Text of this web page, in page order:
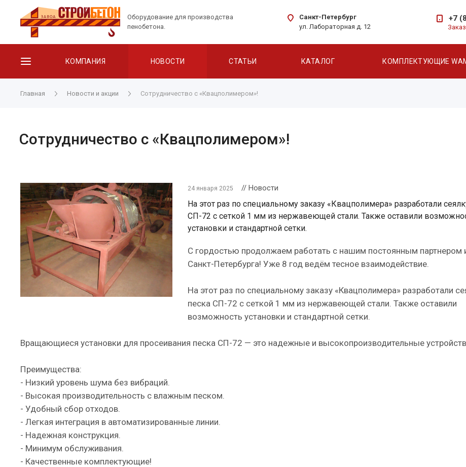
Оборудование для производства
пенобетона.
Санкт-Петербург
ул. Лабораторная д. 12
+7
КОМПАНИЯ НОВОСТИ СТАТЬИ КАТАЛОГ КОМПЛЕКТУЮЩИЕ
Главная Новости и акции Сотрудничество с «Квацполимером»!
Сотрудничество с «Квацполимером»!
24 января 2025 // Новости
На этот раз по специальному заказу «Квацполимера» разработали
СП-72 с сеткой 1 мм из нержавеющей стали. Также оставили
установки и стандартной сетки.
С гордостью продолжаем работать с нашим постоянным партнером
Санкт-Петербурга! Уже 8 год ведём тесное взаимодействие.
На этот раз по специальному заказу «Квацполимера» разработали
песка СП-72 с сеткой 1 мм из нержавеющей стали. Также оставили
возможность установки и стандартной сетки.
Вращающиеся установки для просеивания песка СП-72 — это надежные и высокопроизводительные
Преимущества:
- Низкий уровень шума без вибраций.
- Высокая производительность с влажным песком.
- Удобный сбор отходов.
- Легкая интеграция в автоматизированные линии.
- Надежная конструкция.
- Минимум обслуживания.
- Качественные комплектующие!